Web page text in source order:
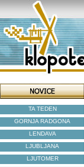
TA TEDEN
GORNJA RADGONA
LENDAVA
LJUBLJANA
LJUTOMER